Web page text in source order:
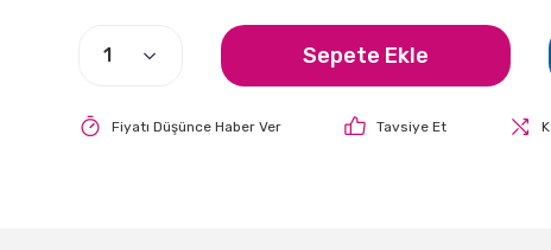
Sepete Ekle
Fiyatı Düşünce Haber Ver Tavsiye Et